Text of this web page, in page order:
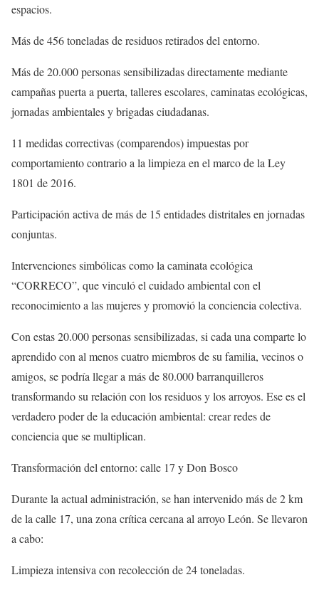
espacios.
Más de 456 toneladas de residuos retirados del entorno.
Más de 20.000 personas sensibilizadas directamente mediante
campañas puerta a puerta, talleres escolares, caminatas ecológicas,
jornadas ambientales y brigadas ciudadanas.
11 medidas correctivas (comparendos) impuestas por
comportamiento contrario a la limpieza en el marco de la Ley
1801 de 2016.
Participación activa de más de 15 entidades distritales en jornadas
conjuntas.
Intervenciones simbólicas como la caminata ecológica
“CORRECO”, que vinculó el cuidado ambiental con el
reconocimiento a las mujeres y promovió la conciencia colectiva.
Con estas 20.000 personas sensibilizadas, si cada una comparte lo
aprendido con al menos cuatro miembros de su familia, vecinos o
amigos, se podría llegar a más de 80.000 barranquilleros
transformando su relación con los residuos y los arroyos. Ese es el
verdadero poder de la educación ambiental: crear redes de
conciencia que se multiplican.
Transformación del entorno: calle 17 y Don Bosco
Durante la actual administración, se han intervenido más de 2 km
de la calle 17, una zona crítica cercana al arroyo León. Se llevaron
a cabo:
Limpieza intensiva con recolección de 24 toneladas.